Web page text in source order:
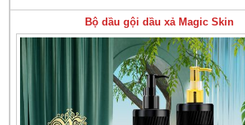
Bộ dầu gội dầu xả Magic Skin